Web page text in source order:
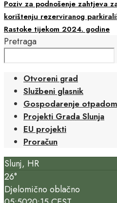
Poziv za podnošenje zahtjeva
korištenju rezerviranog
Rastoke tijekom 2024. godine
Pretraga
Otvoreni grad
Službeni glasnik
Gospodarenje otpadom
Projekti Grada Slunja
EU projekti
Proračun
Slunj, HR
26°
Djelomično oblačno